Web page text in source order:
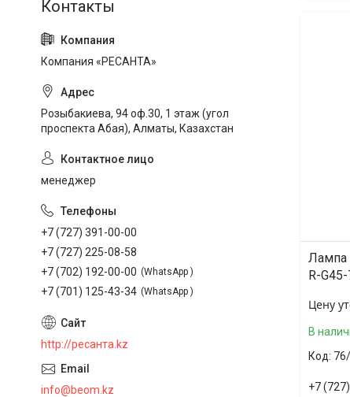
Лампа
R-
Цену
В
+7
Компания «РЕСАНТА»
Розыбакиева, 94 оф.30, 1 этаж (угол
проспекта Абая), Алматы, Казахстан
менеджер
+7 (727) 391-00-00
+7 (727) 225-08-58
+7 (702) 192-00-00
WhatsApp
+7 (701) 125-43-34 WhatsApp
http://ресанта.kz
info@beom.kz